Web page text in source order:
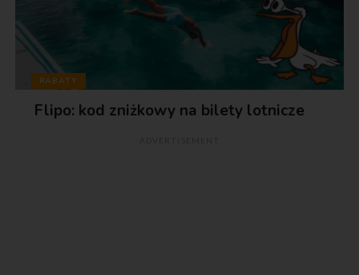
RABATY
Flipo: kod zniżkowy na bilety lotnicze